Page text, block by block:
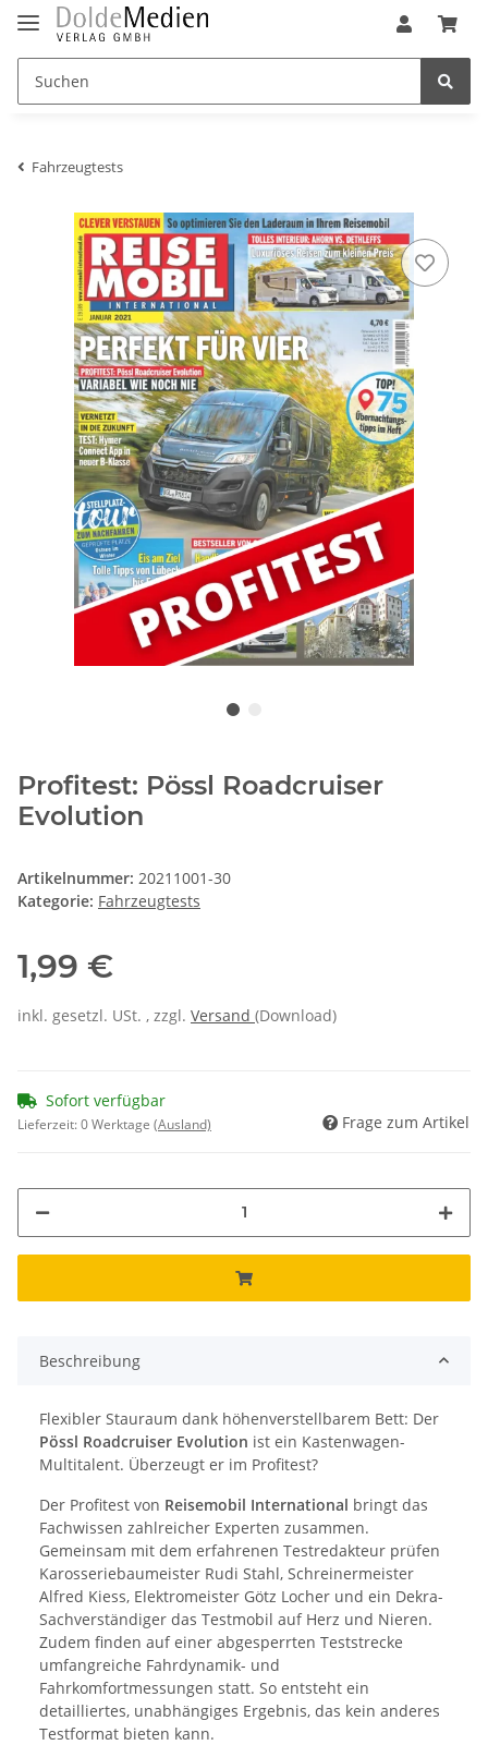
Fahrzeugtests
Profitest: Pössl Roadcruiser
Evolution
Artikelnummer: 20211001-30
Kategorie: Fahrzeugtests
1,99 €
inkl. gesetzl. USt. , zzgl. Versand (Download)
Sofort verfügbar
Lieferzeit:0 Werktage (Ausland) Frage zum Artikel
Beschreibung
Flexibler Stauraum dank höhenverstellbarem Bett: Der
Pössl Roadcruiser Evolution ist ein Kastenwagen-
Multitalent. Überzeugt er im Profitest?
Der Profitest von Reisemobil International bringt das
Fachwissen zahlreicher Experten zusammen.
Gemeinsam mit dem erfahrenen Testredakteur prüfen
Karosseriebaumeister Rudi Stahl, Schreinermeister
Alfred Kiess, Elektromeister Götz Locher und ein Dekra-
Sachverständiger das Testmobil auf Herz und Nieren.
Zudem finden auf einer abgesperrten Teststrecke
umfangreiche Fahrdynamik- und
Fahrkomfortmessungen statt. So entsteht ein
detailliertes, unabhängiges Ergebnis, das kein anderes
Testformat bieten kann.